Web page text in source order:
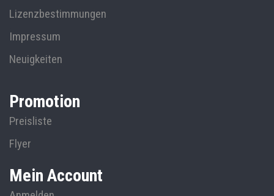
Lizenzbestimmungen
Impressum
Neuigkeiten
Promotion
Preisliste
Flyer
Mein Account